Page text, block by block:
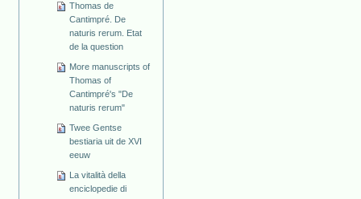
Thomas de
Cantimpré. De
naturis rerum. Etat
de la question
More manuscripts of
Thomas of
Cantimpré's "De
naturis rerum"
Twee Gentse
bestiaria uit de XVI
eeuw
La vitalità della
enciclopedie di